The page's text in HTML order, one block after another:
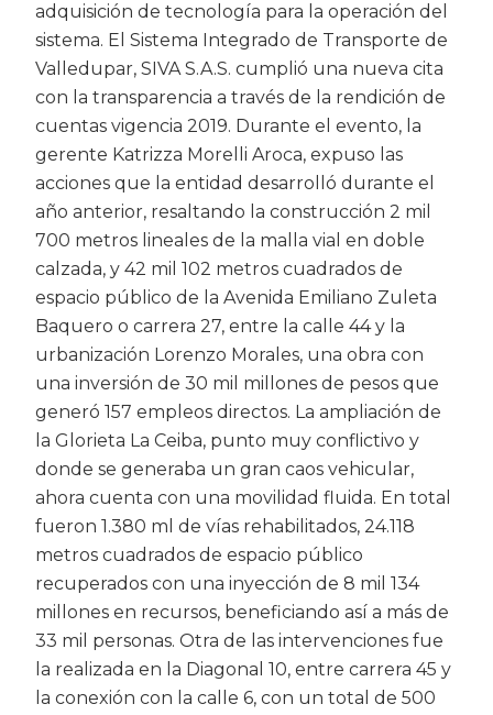
adquisición de tecnología para la operación del
sistema. El Sistema Integrado de Transporte de
Valledupar, SIVA S.A.S. cumplió una nueva cita
con la transparencia a través de la rendición de
cuentas vigencia 2019. Durante el evento, la
gerente Katrizza Morelli Aroca, expuso las
acciones que la entidad desarrolló durante el
año anterior, resaltando la construcción 2 mil
700 metros lineales de la malla vial en doble
calzada, y 42 mil 102 metros cuadrados de
espacio público de la Avenida Emiliano Zuleta
Baquero o carrera 27, entre la calle 44 y la
urbanización Lorenzo Morales, una obra con
una inversión de 30 mil millones de pesos que
generó 157 empleos directos. La ampliación de
la Glorieta La Ceiba, punto muy conflictivo y
donde se generaba un gran caos vehicular,
ahora cuenta con una movilidad fluida. En total
fueron 1.380 ml de vías rehabilitados, 24.118
metros cuadrados de espacio público
recuperados con una inyección de 8 mil 134
millones en recursos, beneficiando así a más de
33 mil personas. Otra de las intervenciones fue
la realizada en la Diagonal 10, entre carrera 45 y
la conexión con la calle 6, con un total de 500